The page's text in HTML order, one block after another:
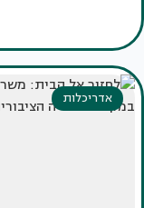
אדריכלות